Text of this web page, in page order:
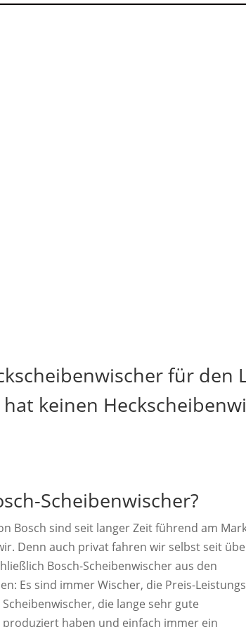
für den
hat keinen
Scheibenwischer?
Bosch sind seit langer Zeit führend am
Denn auch privat fahren wir selbst seit
Bosch-Scheibenwischer aus den
Es sind immer Wischer, die Preis-
die lange sehr gute
produziert haben und einfach immer ein